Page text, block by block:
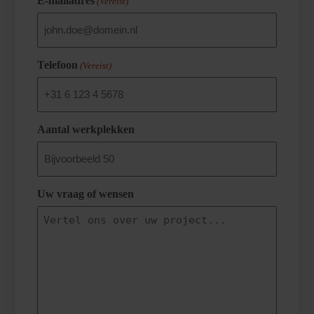
Telefoon (Vereist)
Aantal werkplekken
Uw vraag of wensen